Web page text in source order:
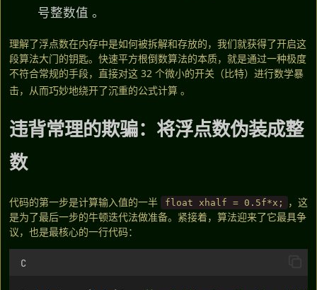
号整数值 。
理解了浮点数在内存中是如何被拆解和存放的，我们就获得了开启这
段算法大门的钥匙。快速平方根倒数算法的本质，就是通过一种极度
不符合常规的手段，直接对这 32 个微小的开关（比特）进行数学暴
击，从而巧妙地绕开了沉重的公式计算 。
违背常理的欺骗：将浮点数伪装成整
数
代码的第一步是计算输入值的一半 float xhalf = 0.5f*x;
，这
是为了最后一步的牛顿迭代法做准备。紧接着，算法迎来了它最具争
议，也是最核心的一行代码：
C